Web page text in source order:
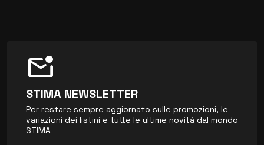
mark_email_unread
STIMA NEWSLETTER
Per restare sempre aggiornato sulle promozioni, le
variazioni dei listini e tutte le ultime novità dal mondo
STIMA